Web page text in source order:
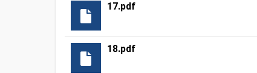
17.pdf
18.pdf